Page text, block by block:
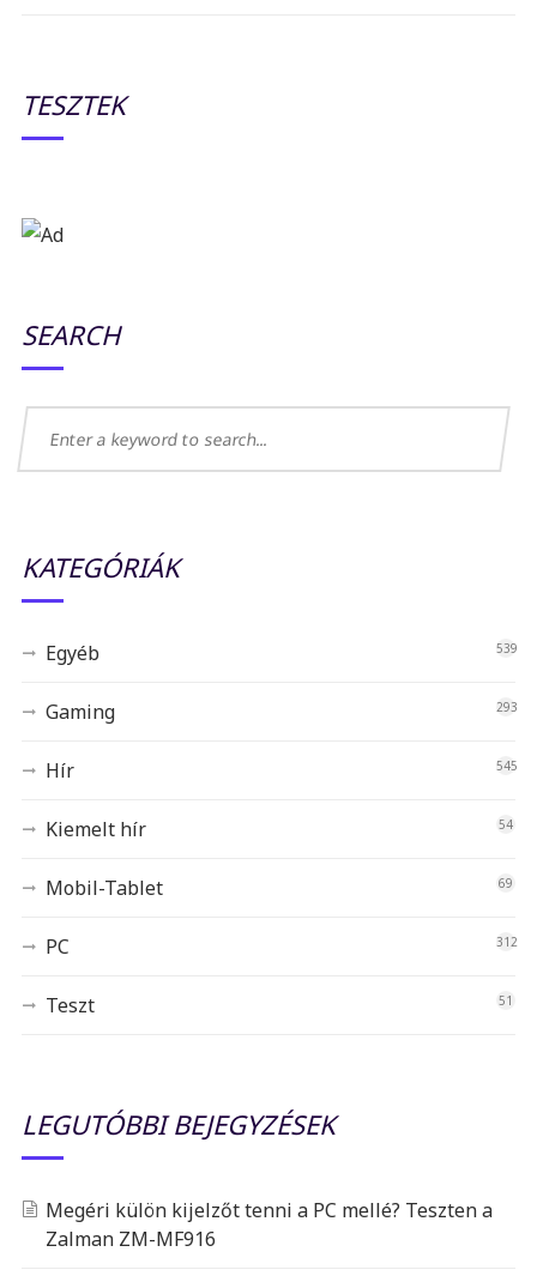
TESZTEK
SEARCH
KATEGÓRIÁK
Egyéb 539
Gaming 293
Hír 545
Kiemelt hír 54
Mobil-Tablet 69
PC 312
Teszt 51
LEGUTÓBBI BEJEGYZÉSEK
Megéri külön kijelzőt tenni a PC mellé? Teszten a
Zalman ZM-MF916